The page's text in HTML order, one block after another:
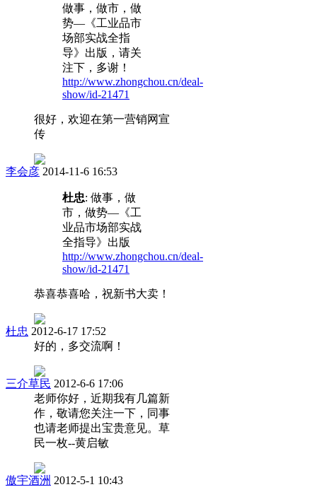
做事，做市，做
势—《工业品市
场部实战全指
导》出版，请关
注下，多谢！
http://www.zhongchou.cn/deal-
show/id-21471
很好，欢迎在第一营销网宣
传
李会彦 2014-11-6 16:53
杜忠: 做事，做
市，做势—《工
业品市场部实战
全指导》出版
http://www.zhongchou.cn/deal-
show/id-21471
恭喜恭喜哈，祝新书大卖！
杜忠 2012-6-17 17:52
好的，多交流啊！
三介草民 2012-6-6 17:06
老师你好，近期我有几篇新
作，敬请您关注一下，同事
也请老师提出宝贵意见。草
民一枚--黄启敏
傲宇酒洲 2012-5-1 10:43